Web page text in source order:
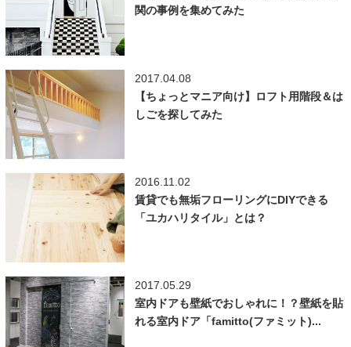
関の事例を集めてみた
2017.04.08
【ちょっとマニア向け】ロフト用階段＆は
しごを探してみた
2016.11.02
賃貸でも無垢フローリングにDIYできる
「ユカハリタイル」とは？
2017.05.29
室内ドアも壁紙でおしゃれに！？壁紙を貼
れる室内ドア「famitto(ファミット)...